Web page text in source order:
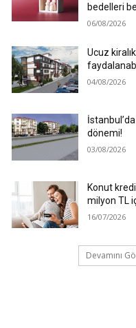
bedelleri
06/08/2026
Ucuz
04/08/2026
dönemi!
03/08/2026
Konut
milyon TL
16/07/2026
Devamını